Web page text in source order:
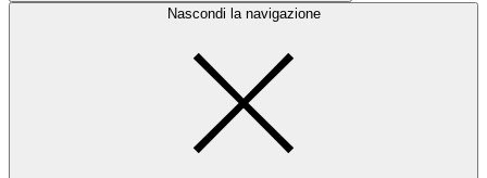
Nascondi la navigazione